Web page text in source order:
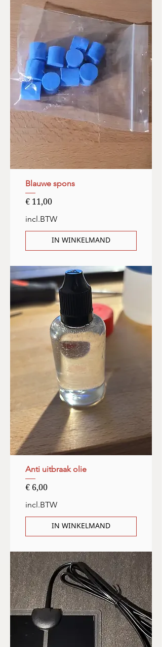
Blauwe spons
Prijs
€ 11,00
incl.BTW
IN WINKELMAND
Anti uitbraak olie
Prijs
€ 6,00
incl.BTW
IN WINKELMAND